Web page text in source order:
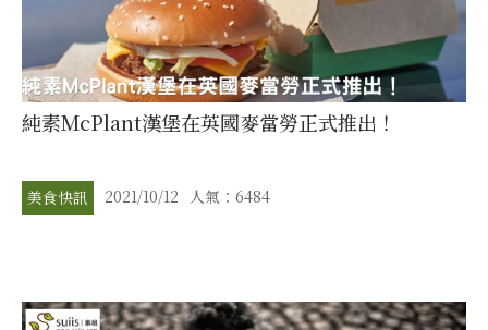
純素McPlant漢堡在英國麥當勞正式推出！
美食快訊 2021/10/12 人氣：6484